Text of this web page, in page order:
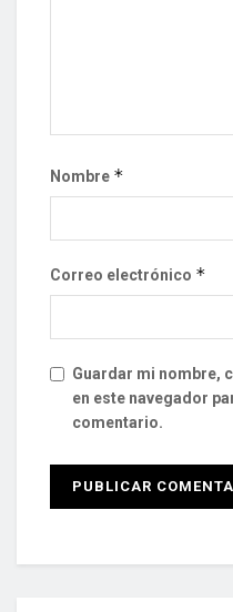
Nombre *
Correo electrónico *
Guardar mi nombre,
en este navegador
comentario.